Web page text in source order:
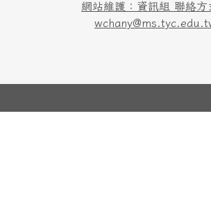
網站維護：資訊組 聯絡方